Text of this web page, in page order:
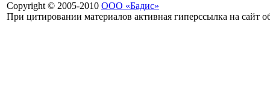
Copyright © 2005-2010 ООО «Бадис»
При цитировании материалов активная гиперссылка на сайт